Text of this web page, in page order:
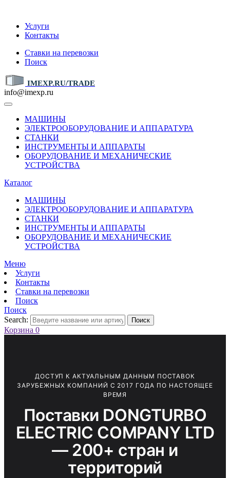
Услуги
Контакты
Ставки на перевозки
Поиск
IMEXP.RU/TRADE
info@imexp.ru
МАШИНЫ
ЭЛЕКТРООБОРУДОВАНИЕ И АППАРАТУРА
СТАНКИ
ИНСТРУМЕНТЫ И АППАРАТЫ
ОБОРУДОВАНИЕ И МЕХАНИЧЕСКИЕ
УСТРОЙСТВА
Каталог
МАШИНЫ
ЭЛЕКТРООБОРУДОВАНИЕ И АППАРАТУРА
СТАНКИ
ИНСТРУМЕНТЫ И АППАРАТЫ
ОБОРУДОВАНИЕ И МЕХАНИЧЕСКИЕ
УСТРОЙСТВА
Меню
Услуги
Контакты
Ставки на перевозки
Поиск
Поиск
Search:
Поиск
Корзина 0
ДОСТУП К АКТУАЛЬНЫМ ДАННЫМ ПОСТАВОК
ЗАРУБЕЖНЫХ КОМПАНИЙ С 2017 ГОДА ПО НАСТОЯЩЕЕ
ВРЕМЯ
Поставки DONGTURBO
ELECTRIC COMPANY LTD
— 200+ стран и
территорий